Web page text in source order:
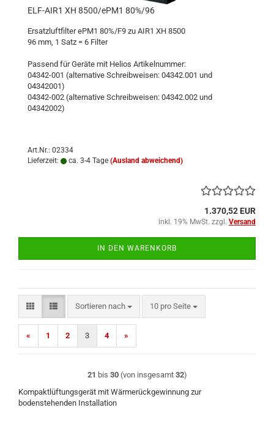
ELF-AIR1 XH 8500/ePM1 80%/96
Ersatzluftfilter ePM1 80%/F9 zu AIR1 XH 8500
96 mm, 1 Satz = 6 Filter
Passend für Geräte mit Helios Artikelnummer:
04342-001 (alternative Schreibweisen: 04342.001 und
04342001)
04342-002 (alternative Schreibweisen: 04342.002 und
04342002)
Art.Nr.: 02334
Lieferzeit:
ca. 3-4 Tage (Ausland abweichend)
1.370,52 EUR
inkl. 19% MwSt. zzgl. Versand
IN DEN WARENKORB
Sortieren nach
Sortieren nach 10 pro Seite
pro Seite
« 1 2 3 4 »
21 bis 30(von insgesamt 32)
Kompaktlüftungsgerät mit Wärmerückgewinnung zur
bodenstehenden Installation